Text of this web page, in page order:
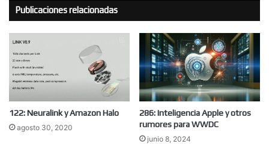
Publicaciones relacionadas
122: Neuralink y Amazon Halo
agosto 30, 2020
286: Inteligencia Apple y otros
rumores para WWDC
junio 8, 2024